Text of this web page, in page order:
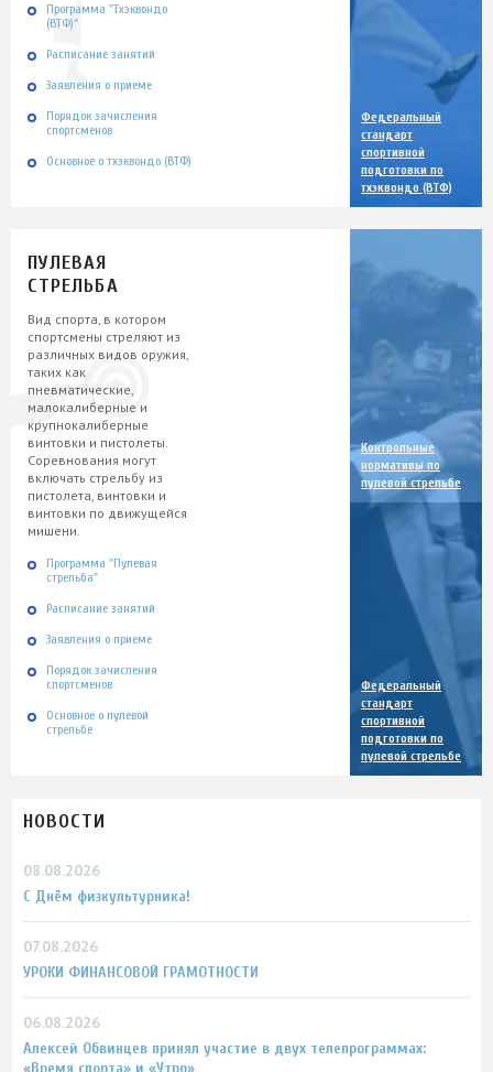
Программа "Тхэквондо
(ВТФ)"
Расписание занятий
Заявления о приеме
Порядок зачисления
спортсменов
Основное о тхэквондо (ВТФ)
Федеральный
стандарт
спортивной
подготовки по
тхэквондо (ВТФ)
ПУЛЕВАЯ
СТРЕЛЬБА
Вид спорта, в котором
спортсмены стреляют из
различных видов оружия,
таких как
пневматические,
малокалиберные и
крупнокалиберные
винтовки и пистолеты.
Соревнования могут
включать стрельбу из
пистолета, винтовки и
винтовки по движущейся
мишени.
Программа "Пулевая
стрельба"
Расписание занятий
Заявления о приеме
Порядок зачисления
спортсменов
Основное о пулевой
стрельбе
Контрольные
нормативы по
пулевой стрельбе
Федеральный
стандарт
спортивной
подготовки по
пулевой стрельбе
НОВОСТИ
08.08.2026
С Днём физкультурника!
07.08.2026
УРОКИ ФИНАНСОВОЙ ГРАМОТНОСТИ
06.08.2026
Алексей Обвинцев принял участие в двух телепрограммах: